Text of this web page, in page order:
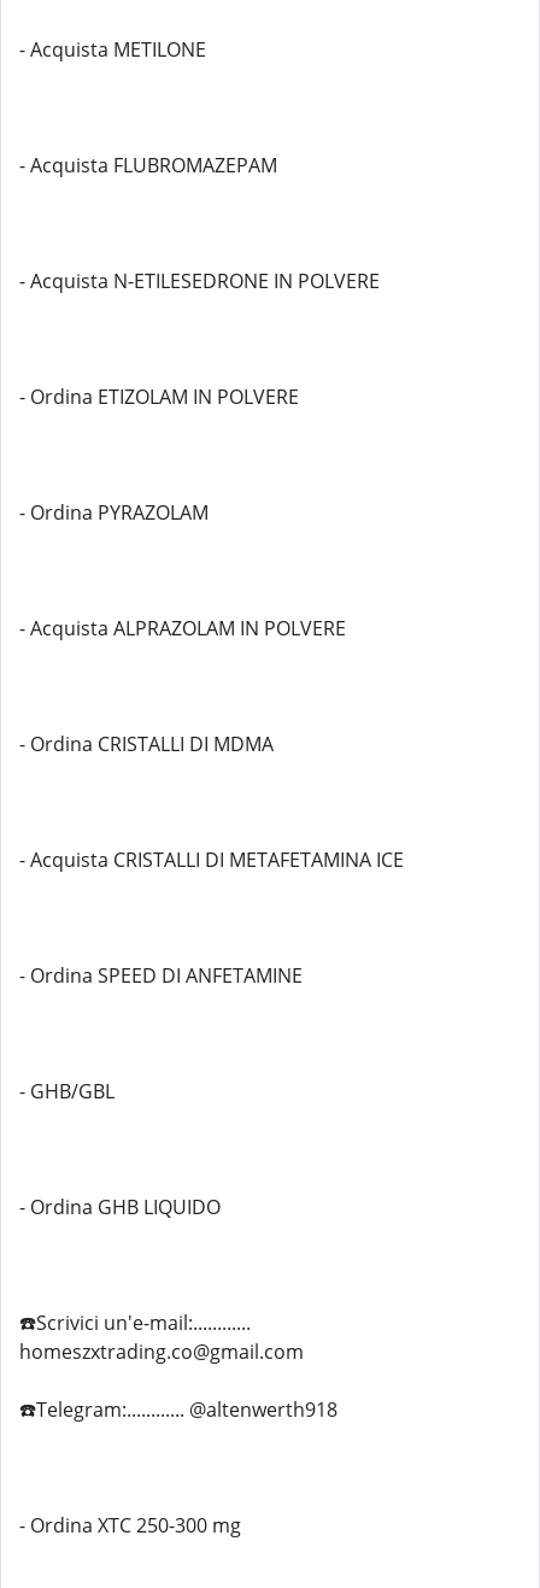
- Acquista METILONE
- Acquista FLUBROMAZEPAM
- Acquista N-ETILESEDRONE IN POLVERE
- Ordina ETIZOLAM IN POLVERE
- Ordina PYRAZOLAM
- Acquista ALPRAZOLAM IN POLVERE
- Ordina CRISTALLI DI MDMA
- Acquista CRISTALLI DI METAFETAMINA ICE
- Ordina SPEED DI ANFETAMINE
- GHB/GBL
- Ordina GHB LIQUIDO
☎️Scrivici un'e-mail:............
homeszxtrading.co@gmail.com
☎️Telegram:............ @altenwerth918
- Ordina XTC 250-300 mg